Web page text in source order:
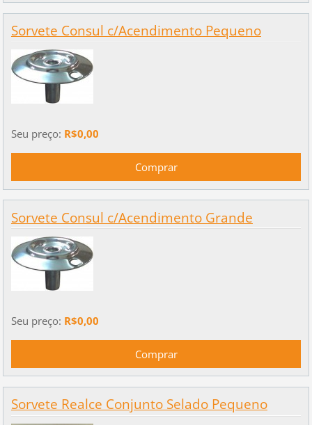
Sorvete Consul c/Acendimento Pequeno
Seu preço: R$0,00
Sorvete Consul c/Acendimento Grande
Seu preço: R$0,00
Sorvete Realce Conjunto Selado Pequeno